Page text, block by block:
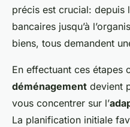
précis est crucial: depuis
bancaires jusqu’à
biens, tous demandent
En effectuant ces étapes
déménagement devient
vous concentrer sur l’
La planification initiale